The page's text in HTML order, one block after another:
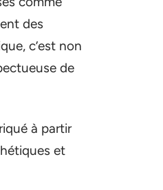
des
c’est non
de
à partir
et